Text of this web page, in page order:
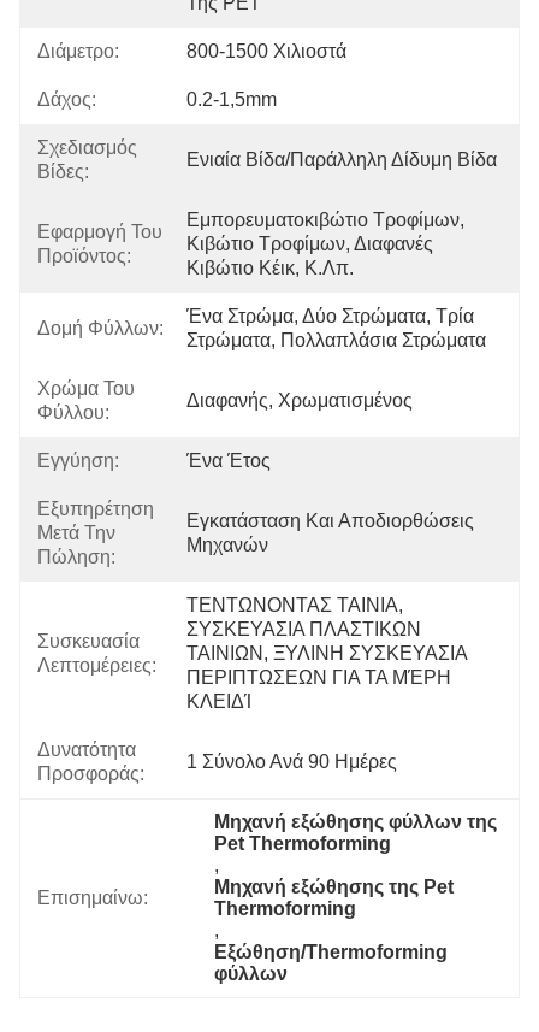
Διάμετρο: 800-1500 Χιλιοστά
Δάχος: 0.2-1,5mm
Σχεδιασμός
Βίδες:
Ενιαία Βίδα/παράλληλη Δίδυμη Βίδα
Εφαρμογή Του
Προϊόντος:
Εμπορευματοκιβώτιο Τροφίμων,
Κιβώτιο Τροφίμων, Διαφανές
Κιβώτιο Κέικ, Κ.λπ.
Δομή Φύλλων:
Ένα Στρώμα, Δύο Στρώματα, Τρία
Στρώματα, Πολλαπλάσια Στρώματα
Χρώμα Του
Φύλλου:
Διαφανής, Χρωματισμένος
Εγγύηση: Ένα Έτος
Εξυπηρέτηση
Μετά Την
Πώληση:
Εγκατάσταση Και Αποδιορθώσεις
Μηχανών
Συσκευασία
Λεπτομέρειες:
ΤΕΝΤΩΝΟΝΤΑΣ ΤΑΙΝΙΑ,
ΣΥΣΚΕΥΑΣΙΑ ΠΛΑΣΤΙΚΩΝ
ΤΑΙΝΙΩΝ, ΞΥΛΙΝΗ ΣΥΣΚΕΥΑΣΙΑ
ΠΕΡΙΠΤΩΣΕΩΝ ΓΙΑ ΤΑ ΜΈΡΗ
ΚΛΕΙΔΊ
Δυνατότητα
Προσφοράς:
1 Σύνολο Ανά 90 Ημέρες
Επισημαίνω:
Μηχανή εξώθησης φύλλων της
Pet Thermoforming
,
Μηχανή εξώθησης της Pet
Thermoforming
,
Εξώθηση/Thermoforming
φύλλων